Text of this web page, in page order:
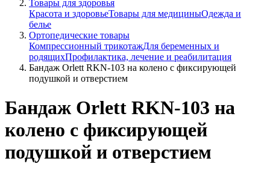
Товары для здоровья
Красота и здоровьеТовары для медициныОдежда и
белье
Ортопедические товары
Компрессионный трикотажДля беременных и
родящихПрофилактика, лечение и реабилитация
Бандаж Orlett RKN-103 на колено с фиксирующей
подушкой и отверстием
Бандаж Orlett RKN-103 на
колено с фиксирующей
подушкой и отверстием